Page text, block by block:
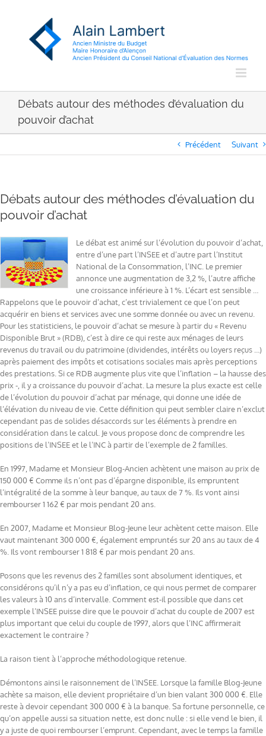
Débats autour des méthodes d’évaluation du
pouvoir d’achat
Précédent Suivant
Débats autour des méthodes d’évaluation du
pouvoir d’achat
Le débat est animé sur l’évolution du pouvoir d’achat,
entre d’une part l’INSEE et d’autre part l’Institut
National de la Consommation, l’INC. Le premier
annonce une augmentation de 3,2 %, l’autre affiche
une croissance inférieure à 1 %. L’écart est sensible …
Rappelons que le pouvoir d’achat, c’est trivialement ce que l’on peut
acquérir en biens et services avec une somme donnée ou avec un revenu.
Pour les statisticiens, le pouvoir d’achat se mesure à partir du « Revenu
Disponible Brut » (RDB), c’est à dire ce qui reste aux ménages de leurs
revenus du travail ou du patrimoine (dividendes, intérêts ou loyers reçus …)
après paiement des impôts et cotisations sociales mais après perceptions
des prestations. Si ce RDB augmente plus vite que l’inflation – la hausse des
prix -, il y a croissance du pouvoir d’achat. La mesure la plus exacte est celle
de l’évolution du pouvoir d’achat par ménage, qui donne une idée de
l’élévation du niveau de vie. Cette définition qui peut sembler claire n’exclut
cependant pas de solides désaccords sur les éléments à prendre en
considération dans le calcul. Je vous propose donc de comprendre les
positions de l’INSEE et le l’INC à partir de l’exemple de 2 familles.
En 1997, Madame et Monsieur Blog-Ancien achètent une maison au prix de
150 000 € Comme ils n’ont pas d’épargne disponible, ils empruntent
l’intégralité de la somme à leur banque, au taux de 7 %. Ils vont ainsi
rembourser 1 162 € par mois pendant 20 ans.
En 2007, Madame et Monsieur Blog-Jeune leur achètent cette maison. Elle
vaut maintenant 300 000 €, également empruntés sur 20 ans au taux de 4
%. Ils vont rembourser 1 818 € par mois pendant 20 ans.
Posons que les revenus des 2 familles sont absolument identiques, et
considérons qu’il n’y a pas eu d’inflation, ce qui nous permet de comparer
les valeurs à 10 ans d’intervalle. Comment est-il possible que dans cet
exemple l’INSEE puisse dire que le pouvoir d’achat du couple de 2007 est
plus important que celui du couple de 1997, alors que l’INC affirmerait
exactement le contraire ?
La raison tient à l’approche méthodologique retenue.
Démontons ainsi le raisonnement de l’INSEE. Lorsque la famille Blog-Jeune
achète sa maison, elle devient propriétaire d’un bien valant 300 000 €. Elle
reste à devoir cependant 300 000 € à la banque. Sa fortune personnelle, ce
qu’on appelle aussi sa situation nette, est donc nulle : si elle vend le bien, il
y a juste de quoi rembourser l’emprunt. Cependant, avec le temps la famille